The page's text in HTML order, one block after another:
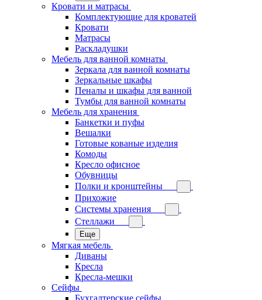
Кровати и матрасы
Комплектующие для кроватей
Кровати
Матрасы
Раскладушки
Мебель для ванной комнаты
Зеркала для ванной комнаты
Зеркальные шкафы
Пеналы и шкафы для ванной
Тумбы для ванной комнаты
Мебель для хранения
Банкетки и пуфы
Вешалки
Готовые кованые изделия
Комоды
Кресло офисное
Обувницы
Полки и кронштейны
Прихожие
Системы хранения
Стеллажи
Еще
Мягкая мебель
Диваны
Кресла
Кресла-мешки
Сейфы
Бухгалтерские сейфы